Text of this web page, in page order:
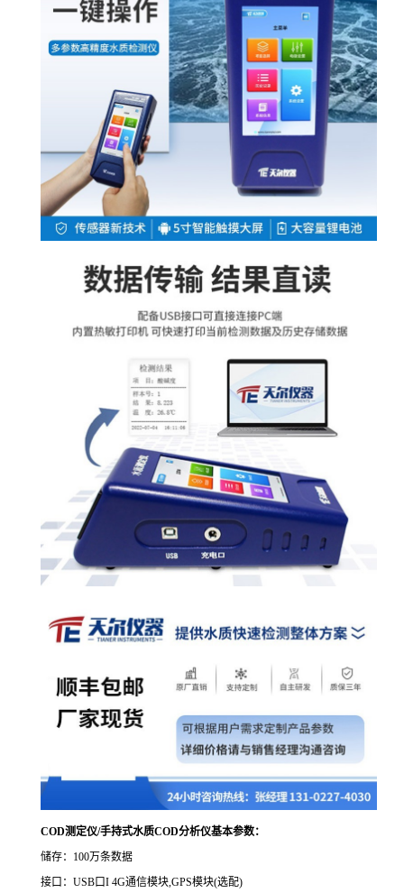
COD测定仪/手持式水质COD分析仪基本参数：
储存：100万条数据
接口：USB口I 4G通信模块,GPS模块(选配)